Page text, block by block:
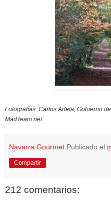
Fotografías: Carlos Arteta, Gobierno
MadTeam.net
Navarra Gourmet Publicado el
Compartir
212 comentarios: